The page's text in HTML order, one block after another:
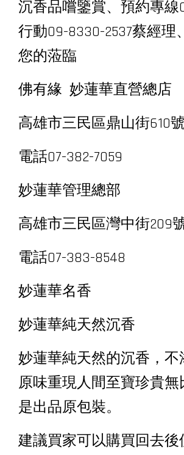
沉香品嚐鑒賞、預約專線
行動09-8330-2537蔡經理
您的蒞臨
佛有緣 妙蓮華直營總店
高雄市三民區鼎山街610號
電話07-382-7059
妙蓮華管理總部
高雄市三民區灣中街209
電話07-383-8548
妙蓮華名香
妙蓮華純天然沉香
妙蓮華純天然的沉香，不
原味重現人間至寶珍貴
是出品原包裝。
建議買家可以購買回去後